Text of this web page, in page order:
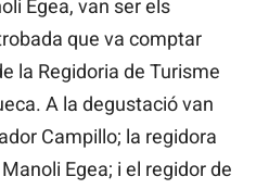
Egea, van ser els
que va comptar
la Regidoria de Turisme
A la degustació van
Campillo; la regidora
Egea; i el regidor de